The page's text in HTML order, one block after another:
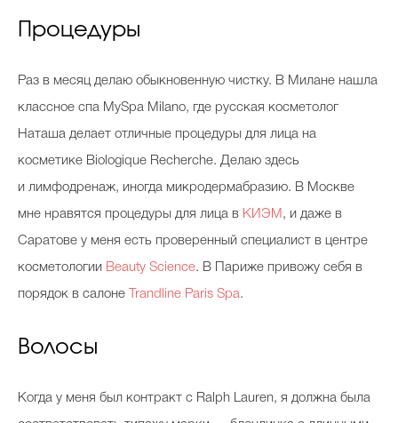
Процедуры
Раз в месяц делаю обыкновенную чистку. В Милане нашла
классное спа MySpa Milano, где русская косметолог
Наташа делает отличные процедуры для лица на
косметике Biologique Recherche. Делаю здесь
и лимфодренаж, иногда микродермабразию. В Москве
мне нравятся процедуры для лица в КИЭМ , и даже в
Саратове у меня есть проверенный специалист в центре
косметологии Beauty Science. В Париже привожу себя в
порядок в салоне Trandline Paris Spa.
Волосы
Когда у меня был контракт с Ralph Lauren, я должна была